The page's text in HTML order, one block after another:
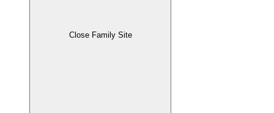
Close Family Site